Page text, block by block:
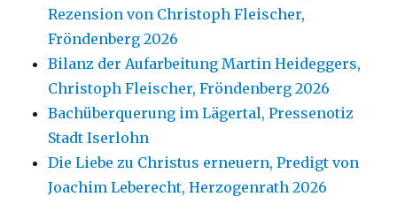
Rezension von Christoph Fleischer,
Fröndenberg 2026
Bilanz der Aufarbeitung Martin Heideggers,
Christoph Fleischer, Fröndenberg 2026
Bachüberquerung im Lägertal, Pressenotiz
Stadt Iserlohn
Die Liebe zu Christus erneuern, Predigt von
Joachim Leberecht, Herzogenrath 2026